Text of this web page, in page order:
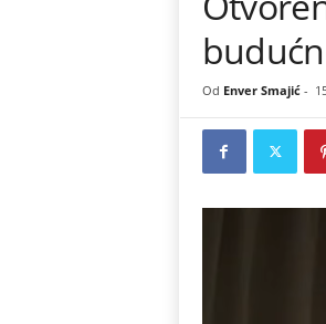
u
Od Enver Smajić-